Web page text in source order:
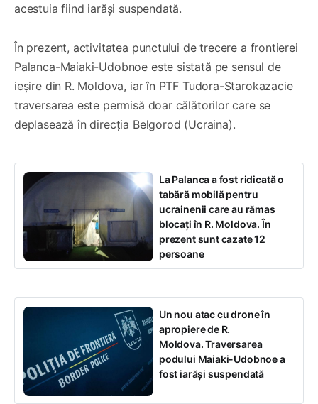
acestuia fiind iarăși suspendată.
În prezent, activitatea punctului de trecere a frontierei
Palanca-Maiaki-Udobnoe este sistată pe sensul de
ieșire din R. Moldova, iar în PTF Tudora-Starokazacie
traversarea este permisă doar călătorilor care se
deplasează în direcția Belgorod (Ucraina).
La Palanca a fost ridicată o
tabără mobilă pentru
ucrainenii care au rămas
blocați în R. Moldova. În
prezent sunt cazate 12
persoane
Un nou atac cu drone în
apropiere de R.
Moldova. Traversarea
podului Maiaki-Udobnoe a
fost iarăși suspendată